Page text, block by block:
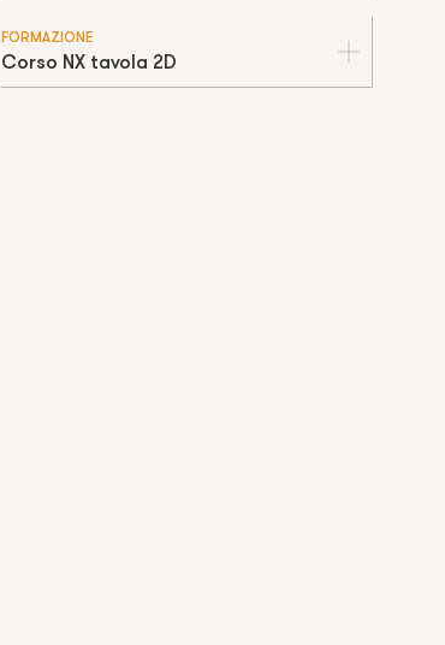
FORMAZIONE
Corso NX tavola 2D